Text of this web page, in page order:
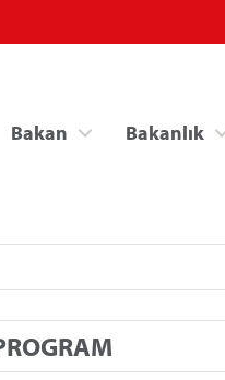
Bakan Bakanlık